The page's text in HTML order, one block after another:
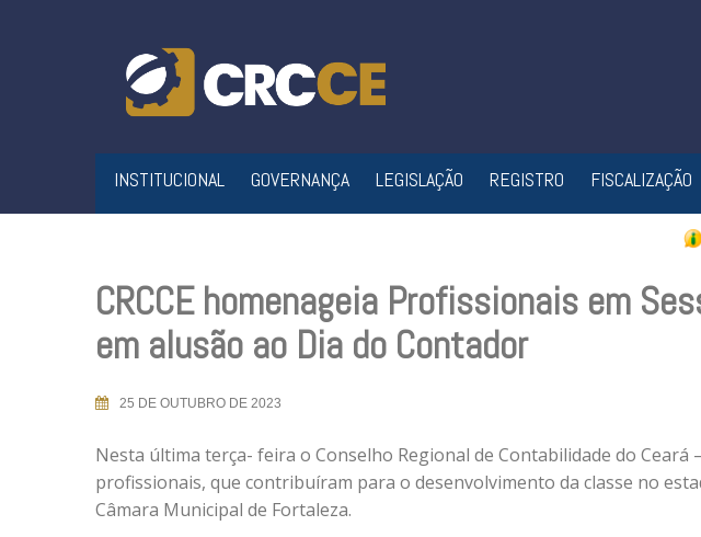
INSTITUCIONAL GOVERNANÇA LEGISLAÇÃO REGISTRO FISCALIZAÇÃO
CRCCE homenageia Profissionais em
em alusão ao Dia do Contador
25 DE OUTUBRO DE 2023
Nesta última terça- feira o Conselho Regional de Contabilidade do Ceará
profissionais, que contribuíram para o desenvolvimento da classe no
Câmara Municipal de Fortaleza.